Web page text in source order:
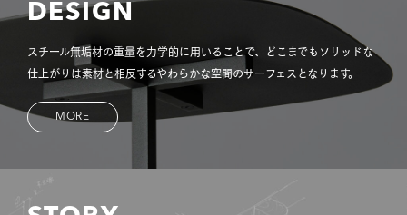
DESIGN
スチール無垢材の重量を力学的に用いることで、どこまでもソリッドな
仕上がりは素材と相反するやわらかな空間のサーフェスとなります。
MORE